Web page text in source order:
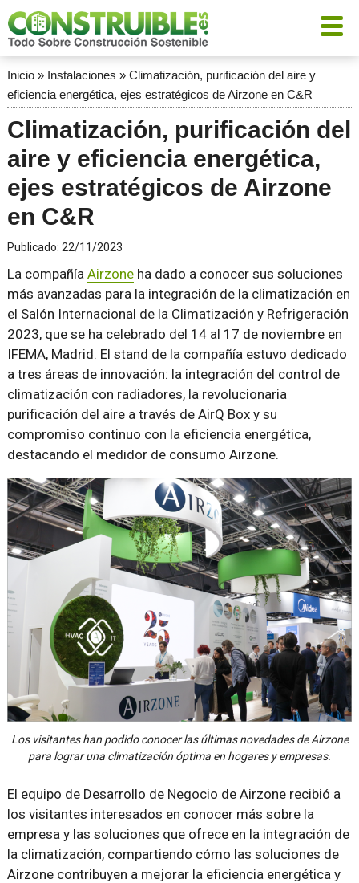
Inicio» Instalaciones » Climatización, purificación del aire y
eficiencia energética, ejes estratégicos de Airzone en C&R
Climatización, purificación del
aire y eficiencia energética,
ejes estratégicos de Airzone
en C&R
Publicado: 22/11/2023
La compañía Airzoneha dado a conocer sus soluciones
más avanzadas para la integración de la climatización en
el Salón Internacional de la Climatización y Refrigeración
2023, que se ha celebrado del 14 al 17 de noviembre en
IFEMA, Madrid. El stand de la compañía estuvo dedicado
a tres áreas de innovación: la integración del control de
climatización con radiadores, la revolucionaria
purificación del aire a través de AirQ Box y su
compromiso continuo con la eficiencia energética,
destacando el medidor de consumo Airzone.
Los visitantes han podido conocer las últimas novedades de Airzone
para lograr una climatización óptima en hogares y empresas.
El equipo de Desarrollo de Negocio de Airzone recibió a
los visitantes interesados en conocer más sobre la
empresa y las soluciones que ofrece en la integración de
la climatización, compartiendo cómo las soluciones de
Airzone contribuyen a mejorar la eficiencia energética y